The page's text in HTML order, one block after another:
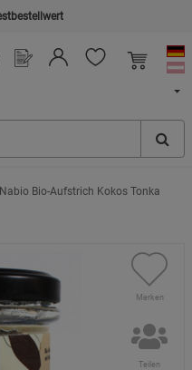
Nabio Bio-Aufstrich Kokos Tonka
Merken
Teilen